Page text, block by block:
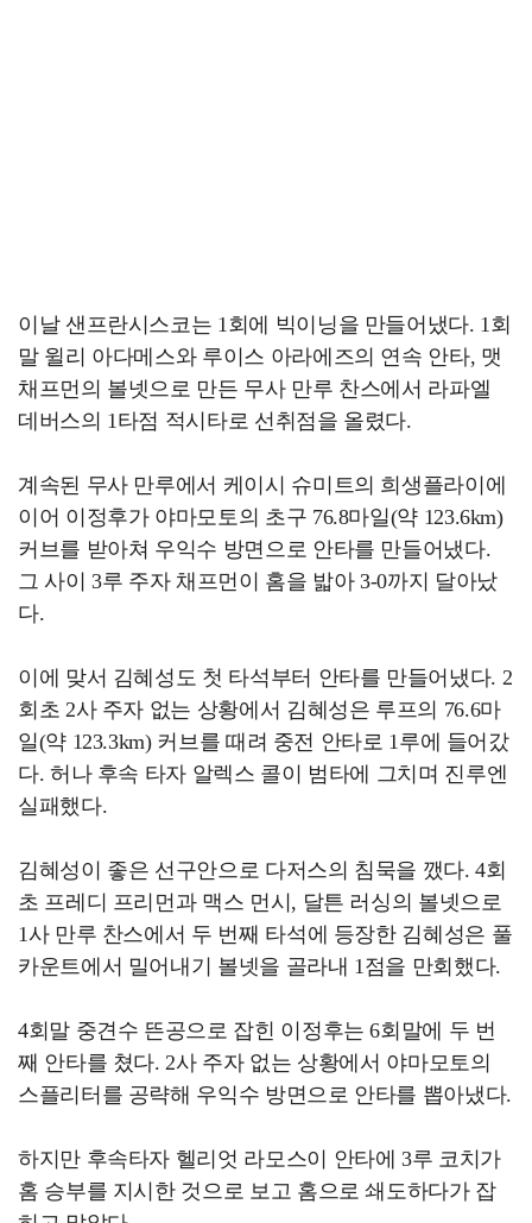
이날 샌프란시스코는 1회에 빅이닝을 만들어냈다. 1회
말 윌리 아다메스와 루이스 아라에즈의 연속 안타, 맷
채프먼의 볼넷으로 만든 무사 만루 찬스에서 라파엘
데버스의 1타점 적시타로 선취점을 올렸다.
계속된 무사 만루에서 케이시 슈미트의 희생플라이에
이어 이정후가 야마모토의 초구 76.8마일(약 123.6km)
커브를 받아쳐 우익수 방면으로 안타를 만들어냈다.
그 사이 3루 주자 채프먼이 홈을 밟아 3-0까지 달아났
다.
이에 맞서 김혜성도 첫 타석부터 안타를 만들어냈다. 2
회초 2사 주자 없는 상황에서 김혜성은 루프의 76.6마
일(약 123.3km) 커브를 때려 중전 안타로 1루에 들어갔
다. 허나 후속 타자 알렉스 콜이 범타에 그치며 진루엔
실패했다.
김혜성이 좋은 선구안으로 다저스의 침묵을 깼다. 4회
초 프레디 프리먼과 맥스 먼시, 달튼 러싱의 볼넷으로
1사 만루 찬스에서 두 번째 타석에 등장한 김혜성은 풀
카운트에서 밀어내기 볼넷을 골라내 1점을 만회했다.
4회말 중견수 뜬공으로 잡힌 이정후는 6회말에 두 번
째 안타를 쳤다. 2사 주자 없는 상황에서 야마모토의
스플리터를 공략해 우익수 방면으로 안타를 뽑아냈다.
하지만 후속타자 헬리엇 라모스이 안타에 3루 코치가
홈 승부를 지시한 것으로 보고 홈으로 쇄도하다가 잡